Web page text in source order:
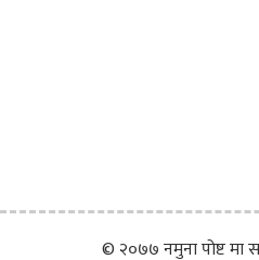
© २०७७ नमुना पोष्ट मा